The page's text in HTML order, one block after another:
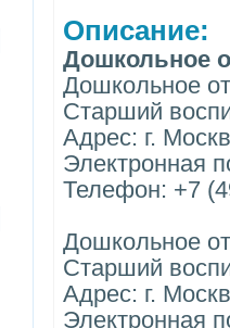
Описание:
Дошкольное
Дошкольное
Старший
Адрес: г.
Электронная
Телефон: +7
Дошкольное
Старший
Адрес: г.
Электронная